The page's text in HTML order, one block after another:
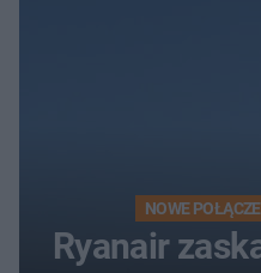
NOWE
Ryanair